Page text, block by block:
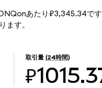
あたり₽3,345.34で
ます。
取引量 (24時間)